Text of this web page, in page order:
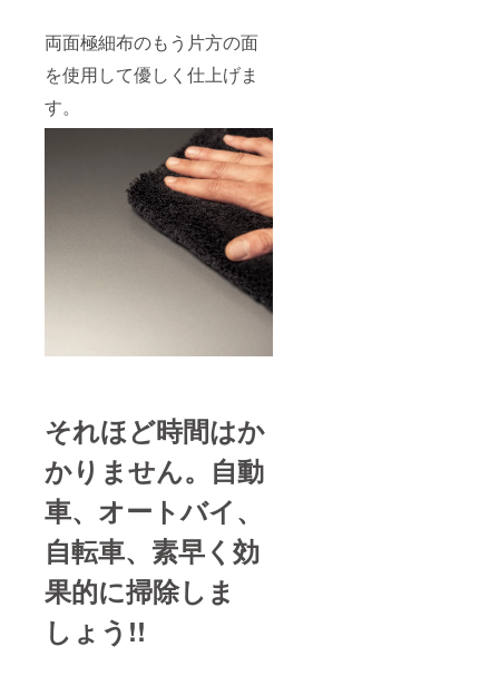
両面極細布のもう片方の面
を使用して優しく仕上げま
す。
それほど時間はか
かりません。自動
車、オートバイ、
自転車、素早く効
果的に掃除しま
しょう!!